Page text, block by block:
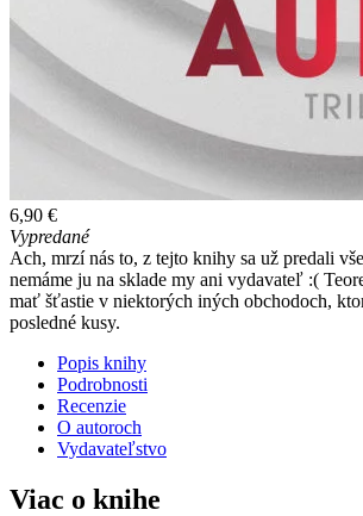
6,90 €
Vypredané
Ach, mrzí nás to, z tejto knihy sa už predali
nemáme ju na sklade my ani vydavateľ :(
mať šťastie v niektorých iných obchodoch,
posledné kusy.
Popis knihy
Podrobnosti
Recenzie
O autoroch
Vydavateľstvo
Viac o knihe